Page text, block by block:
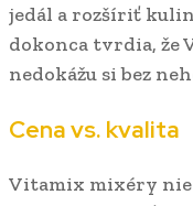
jedál a rozšíriť
dokonca tvrdia, že
nedokážu si bez
Cena vs. kvalita
Vitamix mixéry nie